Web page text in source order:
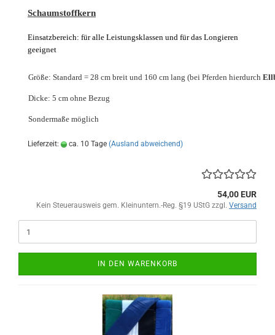
Schaumstoffkern
Einsatzbereich: für alle Leistungsklassen und für das Longieren
geeignet
Größe: Standard = 28 cm breit und 160 cm lang (bei Pferden hierdurch
Dicke: 5 cm ohne Bezug
Sondermaße möglich
Lieferzeit: ca. 10 Tage (Ausland abweichend)
54,00 EUR
Kein Steuerausweis gem. Kleinuntern.-Reg. §19 UStG zzgl. Versand
IN DEN WARENKORB